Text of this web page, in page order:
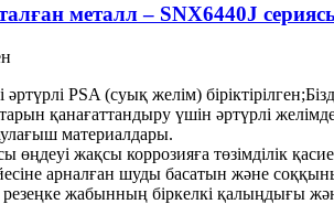
металл – SNX6440J
әртүрлі PSA (суық желім)
қанағаттандыру үшін әртүрлі
материалдары.
өңдеуі жақсы коррозияға төзімділік
арналған шуды басатын және
жабынның біркелкі қалыңдығы